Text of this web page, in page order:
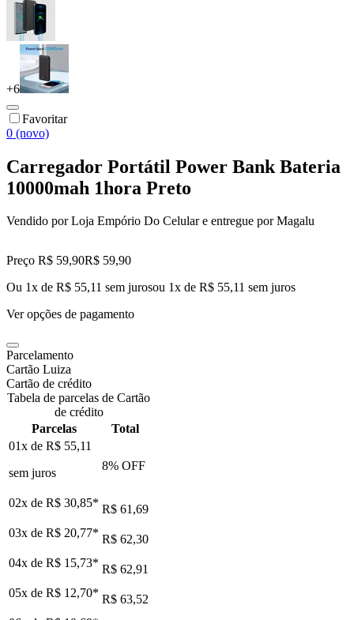
+6
Favoritar
0 (novo)
Carregador Portátil Power Bank Bateria
10000mah 1hora Preto
Vendido porLoja Empório Do Celulare entregue por Magalu
Preço R$ 59,90R$ 59,90
Ou 1x de R$ 55,11 sem jurosou 1x de R$ 55,11 sem juros
Ver opções de pagamento
Parcelamento
Cartão Luiza
Cartão de crédito
Tabela de parcelas de Cartão
de crédito
Parcelas
Total
01x de R$ 55,11
sem juros
8% OFF
02x de R$ 30,85* R$ 61,69
03x de R$ 20,77* R$ 62,30
04x de R$ 15,73* R$ 62,91
05x de R$ 12,70* R$ 63,52